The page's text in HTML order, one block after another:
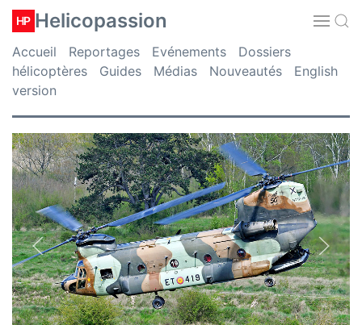
HP Helicopassion
Accueil Reportages Evénements
Dossiers
hélicoptères
Guides Médias Nouveautés
English
version